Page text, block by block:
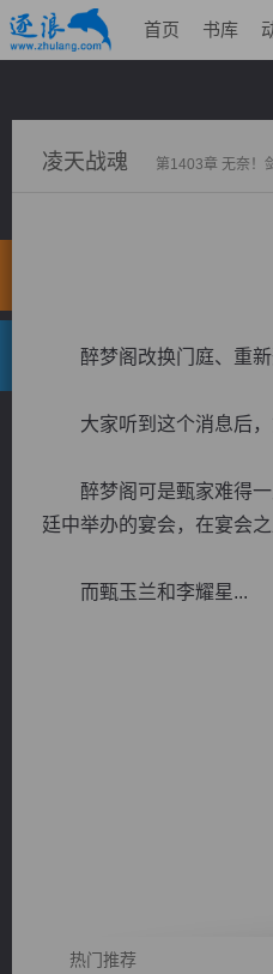
首页 书库
凌天战魂 第1403章 无奈！
醉梦阁改换门庭、重新
大家听到这个消息后，
醉梦阁可是甄家难得一
廷中举办的宴会，在宴会
而甄玉兰和李耀星...
热门推荐